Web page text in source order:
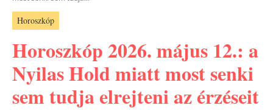
Horoszkóp
Horoszkóp 2026. május 12.: a
Nyilas Hold miatt most senki
sem tudja elrejteni az érzéseit